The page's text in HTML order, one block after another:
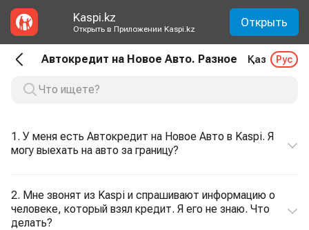
Kaspi.kz
Открыть в Приложении Kaspi.kz Открыть
Автокредит на Новое Авто. Разное Қаз Рус
1. У меня есть Автокредит на Новое Авто в Kaspi. Я
могу выехать на авто за границу?
2. Мне звонят из Kaspi и спрашивают информацию о
человеке, который взял кредит. Я его не знаю. Что
делать?